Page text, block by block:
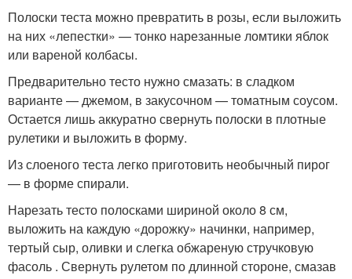
Полоски теста можно превратить в розы, если выложить
на них «лепестки» — тонко нарезанные ломтики яблок
или вареной колбасы.
Предварительно тесто нужно смазать: в сладком
варианте — джемом, в закусочном — томатным соусом.
Остается лишь аккуратно свернуть полоски в плотные
рулетики и выложить в форму.
Из слоеного теста легко приготовить необычный пирог
— в форме спирали.
Нарезать тесто полосками шириной около 8 см,
выложить на каждую «дорожку» начинки, например,
тертый сыр, оливки и слегка обжареную стручковую
фасоль . Свернуть рулетом по длинной стороне, смазав